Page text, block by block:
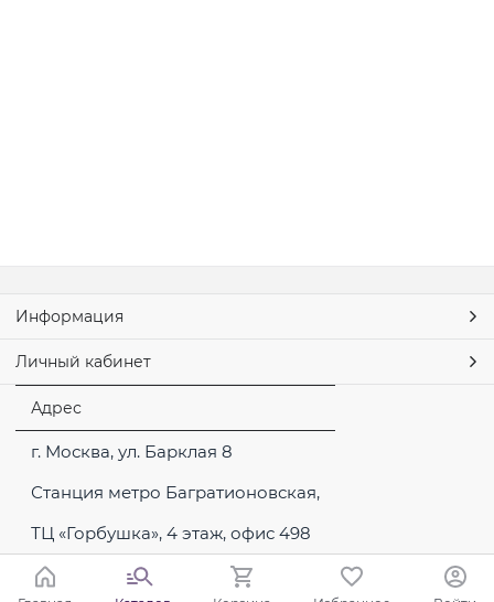
Информация
Личный кабинет
Адрес
г. Москва, ул. Барклая 8
Станция метро Багратионовская,
ТЦ «Горбушка», 4 этаж, офис 498